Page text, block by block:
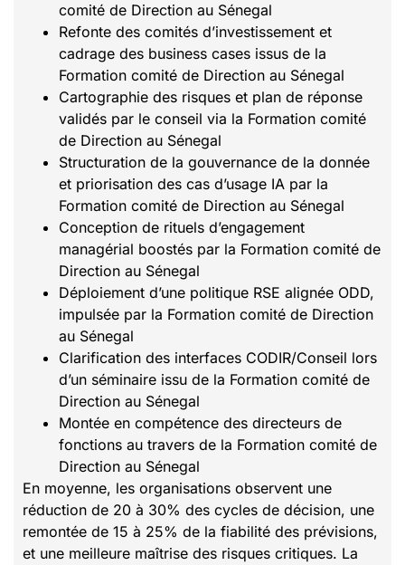
comité de Direction au Sénegal
Refonte des comités d’investissement et
cadrage des business cases issus de la
Formation comité de Direction au Sénegal
Cartographie des risques et plan de réponse
validés par le conseil via la Formation comité
de Direction au Sénegal
Structuration de la gouvernance de la donnée
et priorisation des cas d’usage IA par la
Formation comité de Direction au Sénegal
Conception de rituels d’engagement
managérial boostés par la Formation comité de
Direction au Sénegal
Déploiement d’une politique RSE alignée ODD,
impulsée par la Formation comité de Direction
au Sénegal
Clarification des interfaces CODIR/Conseil lors
d’un séminaire issu de la Formation comité de
Direction au Sénegal
Montée en compétence des directeurs de
fonctions au travers de la Formation comité de
Direction au Sénegal
En moyenne, les organisations observent une
réduction de 20 à 30% des cycles de décision, une
remontée de 15 à 25% de la fiabilité des prévisions,
et une meilleure maîtrise des risques critiques. La